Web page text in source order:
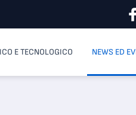
E TECNOLOGICO NEWS ED